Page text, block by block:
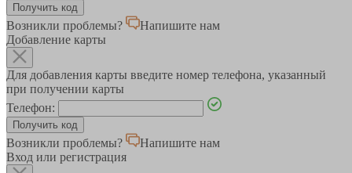
Возникли проблемы?
Напишите нам
Добавление карты
Для добавления карты введите номер телефона, указанный
при получении карты
Телефон:
Возникли проблемы?
Напишите нам
Вход или регистрация